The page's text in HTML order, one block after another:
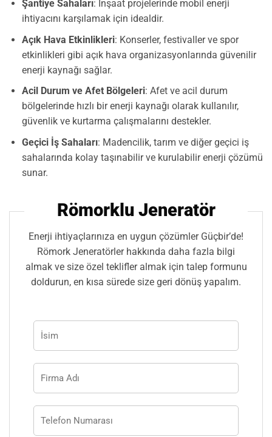
Şantiye Sahaları: İnşaat projelerinde mobil enerji
ihtiyacını karşılamak için idealdir.
Açık Hava Etkinlikleri: Konserler, festivaller ve spor
etkinlikleri gibi açık hava organizasyonlarında güvenilir
enerji kaynağı sağlar.
Acil Durum ve Afet Bölgeleri: Afet ve acil durum
bölgelerinde hızlı bir enerji kaynağı olarak kullanılır,
güvenlik ve kurtarma çalışmalarını destekler.
Geçici İş Sahaları: Madencilik, tarım ve diğer geçici iş
sahalarında kolay taşınabilir ve kurulabilir enerji çözümü
sunar.
Römorklu Jeneratör
Enerji ihtiyaçlarınıza en uygun çözümler Güçbir’de!
Römork Jeneratörler hakkında daha fazla bilgi
almak ve size özel teklifler almak için talep formunu
doldurun, en kısa sürede size geri dönüş yapalım.